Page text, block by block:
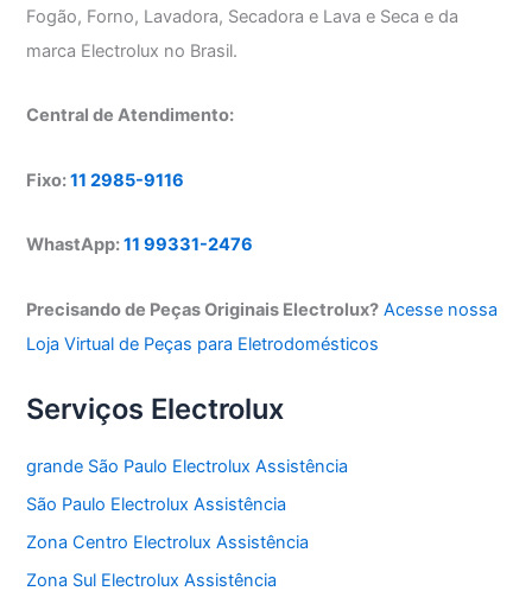
Fogão, Forno, Lavadora, Secadora e Lava e Seca e da
marca Electrolux no Brasil.
Central de Atendimento:
Fixo:11 2985-9116
WhastApp:11 99331-2476
Precisando de Peças Originais Electrolux? Acesse nossa
Loja Virtual de Peças para Eletrodomésticos
Serviços Electrolux
grande São Paulo Electrolux Assistência
São Paulo Electrolux Assistência
Zona Centro Electrolux Assistência
Zona Sul Electrolux Assistência